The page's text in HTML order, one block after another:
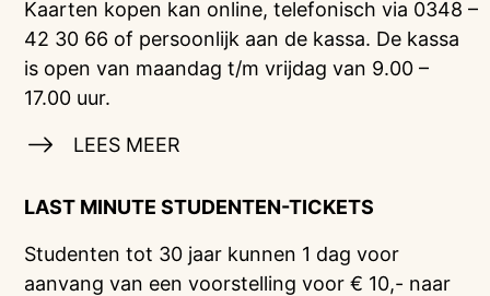
Kaarten kopen kan online, telefonisch via 0348 –
42 30 66 of persoonlijk aan de kassa. De kassa
is open van maandag t/m vrijdag van 9.00 –
17.00 uur.
LEES MEER
LAST MINUTE STUDENTEN-TICKETS
Studenten tot 30 jaar kunnen 1 dag voor
aanvang van een voorstelling voor € 10,- naar